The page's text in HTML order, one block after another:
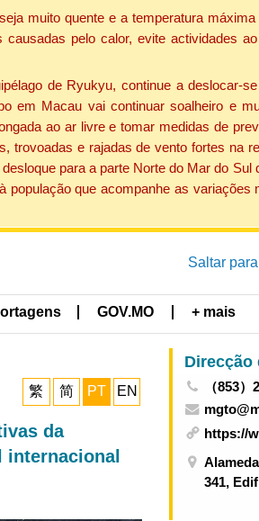
muito quente e a temperatura
pelo calor, evite actividades
de Ryukyu, continue a deslocar-
em Macau vai continuar soalheiro e
ao ar livre e tomar medidas de
e rajadas de vento fortes na
para a parte Norte do Mar do Sul
que acompanhe as
Saltar
GOV.MO + mais
繁 简 PT EN
da
internacional
Direcção
（853
https://
341,